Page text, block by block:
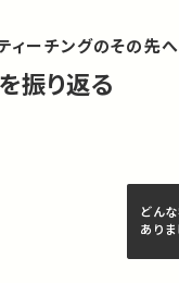
ィーチングのその先
振り返る
どん
ありま